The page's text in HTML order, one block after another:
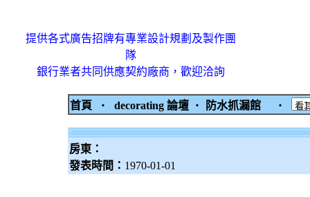
提供各式廣告招牌有專業設計規劃及製作團
隊
銀行業者共同供應契約廠商，歡迎洽詢
首頁 ‧ decorating 論壇 ‧ 防水抓漏館 ‧
房東：
發表時間： 1970-01-01